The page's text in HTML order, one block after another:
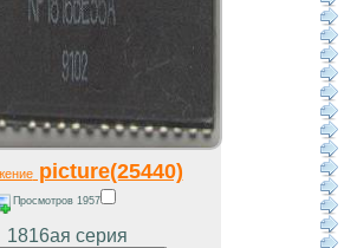
picture(25440)
Просмотров 1957
1816ая серия